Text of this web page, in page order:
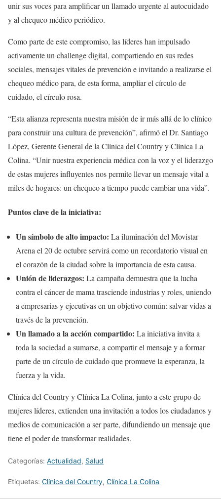
unir sus voces para amplificar un llamado urgente al autocuidado
y al chequeo médico periódico.
Como parte de este compromiso, las líderes han impulsado
activamente un challenge digital, compartiendo en sus redes
sociales, mensajes vitales de prevención e invitando a realizarse el
chequeo médico para, de esta forma, ampliar el círculo de
cuidado, el círculo rosa.
“Esta alianza representa nuestra misión de ir más allá de lo clínico
para construir una cultura de prevención”, afirmó el Dr. Santiago
López, Gerente General de la Clínica del Country y Clínica La
Colina. “Unir nuestra experiencia médica con la voz y el liderazgo
de estas mujeres influyentes nos permite llevar un mensaje vital a
miles de hogares: un chequeo a tiempo puede cambiar una vida”.
Puntos clave de la iniciativa:
Un símbolo de alto impacto: La iluminación del Movistar
Arena el 20 de octubre servirá como un recordatorio visual en
el corazón de la ciudad sobre la importancia de esta causa.
Unión de liderazgos: La campaña demuestra que la lucha
contra el cáncer de mama trasciende industrias y roles, uniendo
a empresarias y ejecutivas en un objetivo común: salvar vidas a
través de la prevención.
Un llamado a la acción compartido: La iniciativa invita a
toda la sociedad a sumarse, a compartir el mensaje y a formar
parte de un círculo de cuidado que promueve la esperanza, la
fuerza y la vida.
Clínica del Country y Clínica La Colina, junto a este grupo de
mujeres líderes, extienden una invitación a todos los ciudadanos y
medios de comunicación a ser parte, difundiendo un mensaje que
tiene el poder de transformar realidades.
Categorías: Actualidad, Salud
Etiquetas: Clínica del Country, Clínica La Colina